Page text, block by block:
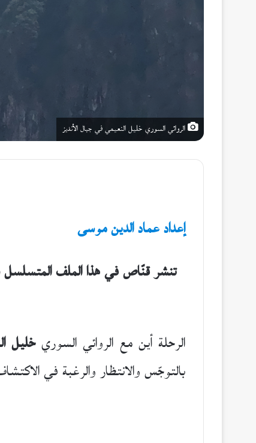
الروائي السوري خليل النعيمي في جبال الأنديز
إعداد عماد الدين موسى
تنشر قنّاص في هذا الملف المتسلسل
الرحلة أين مع الروائي السوريخليل
بالتوجّس والانتظار والرغبة في